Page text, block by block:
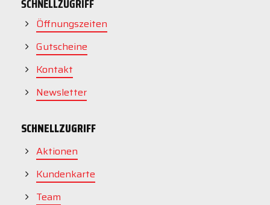
Öffnungszeiten
Gutscheine
Kontakt
Newsletter
SCHNELLZUGRIFF
Aktionen
Kundenkarte
Team